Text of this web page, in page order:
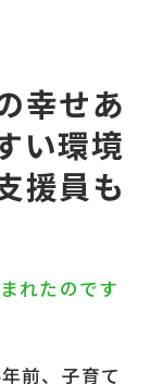
幸せあ
い環境
援員も
れたのです
前、子育て